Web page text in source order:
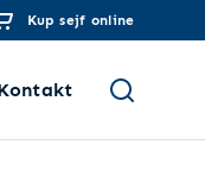
Kup sejf online